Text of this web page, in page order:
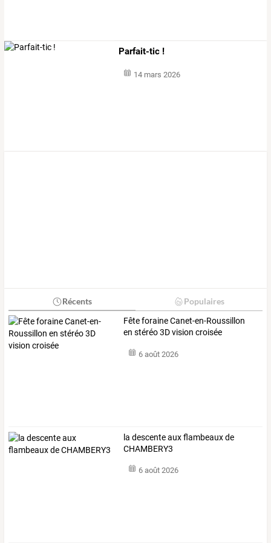
Parfait-tic !
14 mars 2026
Récents Populaires
Fête foraine Canet-en-Roussillon
en stéréo 3D vision croisée
6 août 2026
la descente aux flambeaux de
CHAMBERY3
6 août 2026